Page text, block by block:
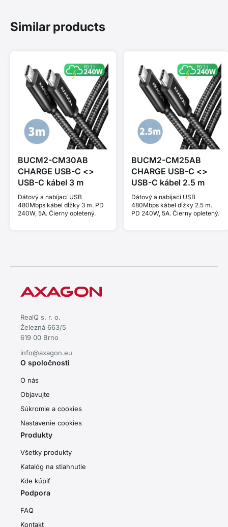
Similar products
BUCM2-CM30AB
CHARGE USB-C <>
USB-C kábel 3 m
Dátový a nabíjací USB
480Mbps kábel dĺžky 3 m. PD
240W, 5A. Čierny opletený.
BUCM2-CM25AB
CHARGE USB-C <>
USB-C kábel 2.5 m
Dátový a nabíjací USB
480Mbps kábel dĺžky 2.5 m.
PD 240W, 5A. Čierny opletený.
RealQ s. r. o.
Železná 663/5
619 00 Brno
info@axagon.eu
O spoločnosti
O nás
Objavujte
Súkromie a cookies
Nastavenie cookies
Produkty
Všetky produkty
Katalóg na stiahnutie
Kde kúpiť
Podpora
FAQ
Kontakt